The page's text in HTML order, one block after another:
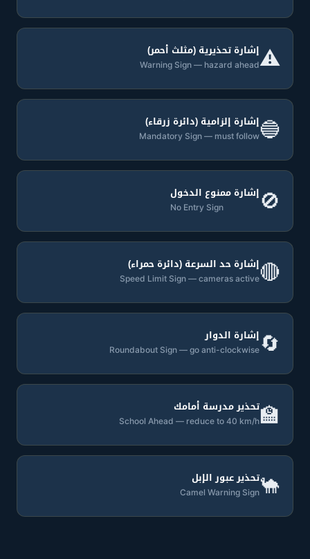
⚠️إشارة تحذيرية (مثلث أحمر)
Warning Sign — hazard ahead
🔵إشارة إلزامية (دائرة زرقاء)
Mandatory Sign — must follow
🚫إشارة ممنوع الدخول
No Entry Sign
🔴إشارة حد السرعة (دائرة حمراء)
Speed Limit Sign — cameras active
🔄إشارة الدوار
Roundabout Sign — go anti-clockwise
🏫تحذير مدرسة أمامك
School Ahead — reduce to 40 km/h
🐪تحذير عبور الإبل
Camel Warning Sign